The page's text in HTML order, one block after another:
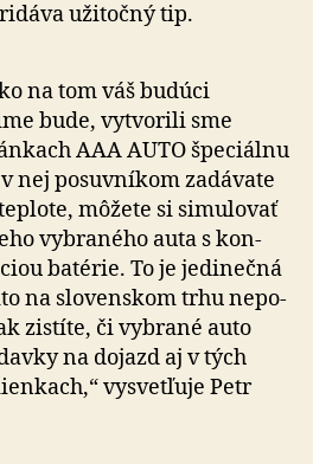
užitočný tip.
na tom váš budúci
bude, vytvorili sme
AAA AUTO špeciálnu
nej posuvníkom zadávate
môžete si simulovať
vybraného auta s kon­
batérie. To je jedinečná
na slo­ven­skom trhu ne­po­
zistíte, či vybrané auto
na dojazd aj v tých
vysvetľuje Petr